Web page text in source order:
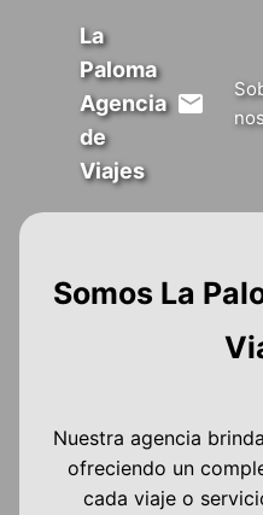
La
Paloma
Agencia
de
Viajes
Somos La
Nuestra agencia
ofreciendo un
cada viaje o